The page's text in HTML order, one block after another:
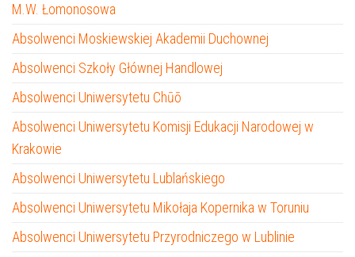
M.W. Łomonosowa
Absolwenci Moskiewskiej Akademii Duchownej
Absolwenci Szkoły Głównej Handlowej
Absolwenci Uniwersytetu Chūō
Absolwenci Uniwersytetu Komisji Edukacji Narodowej w
Krakowie
Absolwenci Uniwersytetu Lublańskiego
Absolwenci Uniwersytetu Mikołaja Kopernika w Toruniu
Absolwenci Uniwersytetu Przyrodniczego w Lublinie